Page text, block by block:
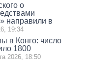
о
направили в
19:34
в Конго: число
1800
2026, 18:50